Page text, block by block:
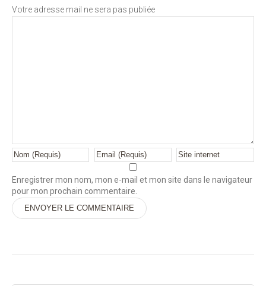
Votre adresse mail ne sera pas publiée
Enregistrer mon nom, mon e-mail et mon site dans le navigateur
pour mon prochain commentaire.